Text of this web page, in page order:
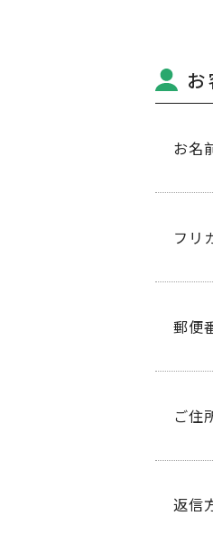
お名
フリ
郵便
ご住
返信